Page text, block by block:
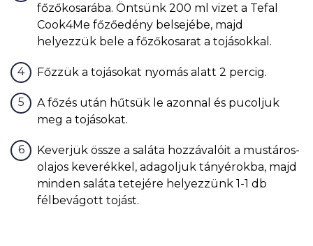
főzőkosarába. Öntsünk 200 ml vizet a Tefal
Cook4Me főzőedény belsejébe, majd
helyezzük bele a főzőkosarat a tojásokkal.
Főzzük a tojásokat nyomás alatt 2 percig.
A főzés után hűtsük le azonnal és pucoljuk
meg a tojásokat.
Keverjük össze a saláta hozzávalóit a mustáros-
olajos keverékkel, adagoljuk tányérokba, majd
minden saláta tetejére helyezzünk 1-1 db
félbevágott tojást.